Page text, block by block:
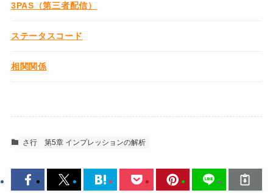
3PAS（第三者配信）
ステータスコード
相関関係
さ行 第5章 インプレッションの解析